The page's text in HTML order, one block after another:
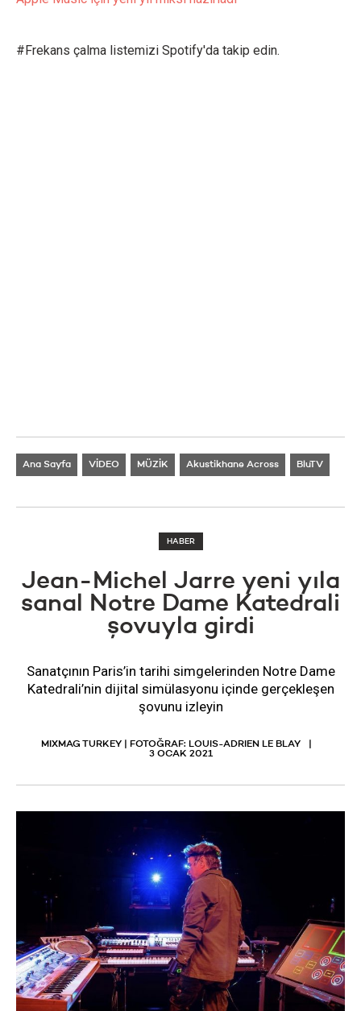
#Frekans çalma listemizi Spotify'da takip edin.
Ana Sayfa VİDEO MÜZİK Akustikhane Across BluTV
HABER
Jean-Michel Jarre yeni yıla
sanal Notre Dame Katedrali
şovuyla girdi
Sanatçının Paris’in tarihi simgelerinden Notre Dame
Katedrali’nin dijital simülasyonu içinde gerçekleşen
şovunu izleyin
MIXMAG TURKEY | FOTOĞRAF: LOUIS-ADRIEN LE BLAY
3 OCAK 2021